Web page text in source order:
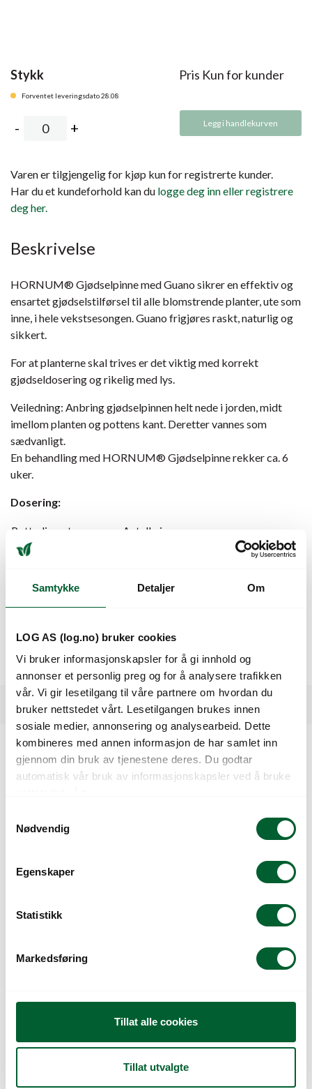
Samtykke Detaljer Om
LOG AS (log.no) bruker cookies
Vi bruker informasjonskapsler for å gi innhold og
annonser et personlig preg og for å analysere trafikken
vår. Vi gir lesetilgang til våre partnere om hvordan du
bruker nettstedet vårt. Lesetilgangen brukes innen
sosiale medier, annonsering og analysearbeid. Dette
kombineres med annen informasjon de har samlet inn
gjennom din bruk av tjenestene deres. Du godtar
automatisk vår bruk av informasjonskapsler ved å bruke
Nødvendig
Egenskaper
Statistikk
Markedsføring
Tillat alle cookies
Tillat utvalgte
Stykk
Forventet leveringsdato 28.08
Pris Kun for kunder
Legg i handlekurven
Varen er tilgjengelig for kjøp kun for registrerte kunder.
Har du et kundeforhold kan du logge deg inn eller registrere
deg her.
Beskrivelse
HORNUM® Gjødselpinne med Guano sikrer en effektiv og
ensartet gjødselstilførsel til alle blomstrende planter, ute som
inne, i hele vekstsesongen. Guano frigjøres raskt, naturlig og
sikkert.
For at planterne skal trives er det viktig med korrekt
gjødseldosering og rikelig med lys.
Veiledning: Anbring gjødselpinnen helt nede i jorden, midt
imellom planten og pottens kant. Deretter vannes som
sædvanligt.
En behandling med HORNUM® Gjødselpinne rekker ca. 6
uker.
Dosering:
Pottediameter:
Antall pinner:
9 cm
15 cm
4 stk.
temperatursvingninger.
Innhold:30 stk. gjødselpinner
Spesifikasjoner
Kunder så også på
CREAME
GJØDSEL NPK 12-4-